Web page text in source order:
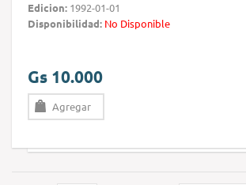
Edicion: 1992-01-01
Disponibilidad: No Disponible
Gs 10.000
Agregar